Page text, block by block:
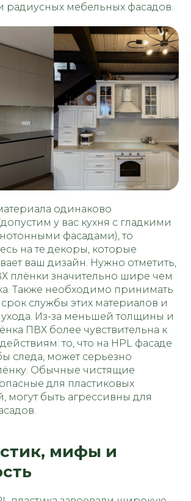
радиусных мебельных фасадов.
одинаково
у вас кухня с гладкими
фасадами), то
на те декоры, которые
ваш дизайн. Нужно отметить,
плёнки значительно шире чем
Также необходимо принимать
службы этих материалов и
Из-за меньшей толщины и
ПВХ более чувствительна к
то, что на HPL фасаде
следа, может серьезно
Обычные чистящие
для пластиковых
могут быть агрессивны для
мифы и